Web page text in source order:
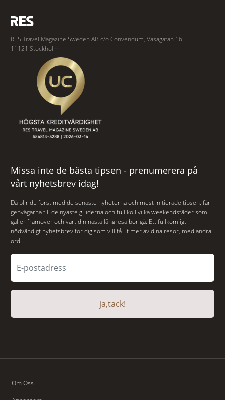
RES Travel Magazine Sweden AB c/o Convendum, Vasagatan 16
11121 Stockholm
Missa inte de bästa tipsen - prenumerera på
vårt nyhetsbrev idag!
Då blir du först med de senaste nyheterna och mest initierade tipsen, får
genvägarna till de nyaste guiderna och full koll vilka weekendstäder som
gäller framöver och vart din nästa långresa bör gå. Ett fullkomligt
nödvändigt nyhetsbrev för dig som vill få ut mer av dina resor, med andra
ord.
ja,tack!
Om Oss